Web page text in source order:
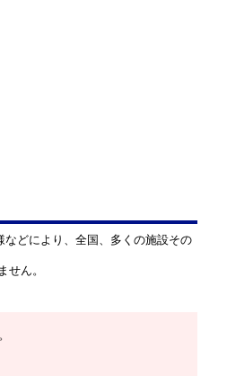
どにより、全国、多くの施設その
せん。